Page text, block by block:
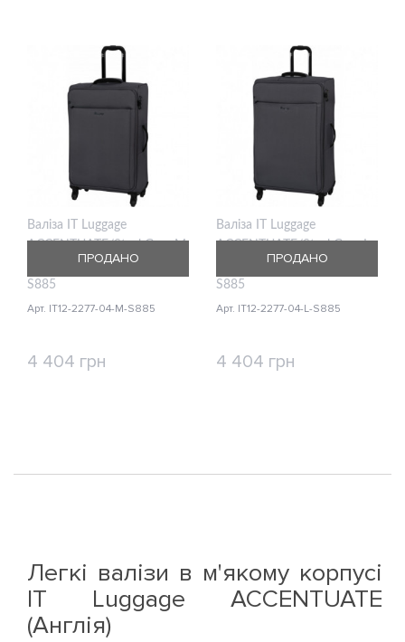
Валіза IT Luggage
Середня IT12-2277-04-M-
S885
Арт. IT12-2277-04-M-S885
ПРОДАНО
4 404 грн
Валіза IT Luggage
Велика IT12-2277-04-L-
S885
Арт. IT12-2277-04-L-S885
ПРОДАНО
4 404 грн
Легкі валізи в м'якому корпусі
IT Luggage ACCENTUATE
(Англія)